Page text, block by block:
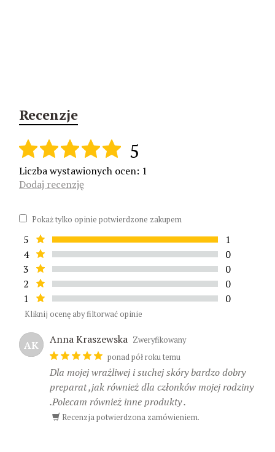
Recenzje
5
Liczba wystawionych ocen: 1
Dodaj recenzję
Pokaż tylko opinie potwierdzone zakupem
5
1
4
0
3
0
2
0
1
0
Kliknij ocenę aby filtorwać opinie
AK Anna Kraszewska Zweryfikowany
ponad pół roku temu
Dla mojej wrażliwej i suchej skóry bardzo dobry
preparat ,jak również dla członków mojej rodziny
.Polecam również inne produkty .
Recenzja potwierdzona zamówieniem.